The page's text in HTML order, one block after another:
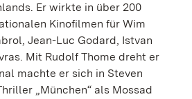
Er wirkte in über 200
Kinofilmen für Wim
Jean-Luc Godard, Istvan
Mit Rudolf Thome dreht er
machte er sich in Steven
„München“ als Mossad